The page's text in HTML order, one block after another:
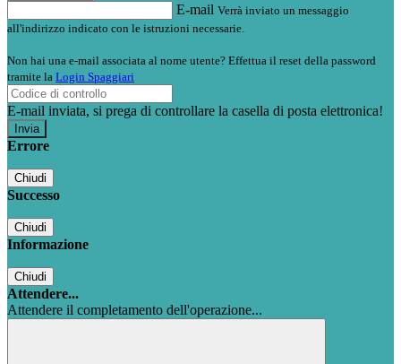
E-mail Verrà inviato un messaggio
all'indirizzo indicato con le istruzioni necessarie.
Non hai una e-mail associata al nome utente? Effettua il reset della password
tramite la Login Spaggiari
E-mail inviata, si prega di controllare la casella di posta elettronica!
Errore
Chiudi
Successo
Chiudi
Informazione
Chiudi
Attendere...
Attendere il completamento dell'operazione...